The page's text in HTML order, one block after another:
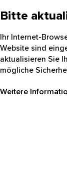
Bitte
Ihr Internet-
Website sind
aktualisieren Sie
mögliche
Weitere